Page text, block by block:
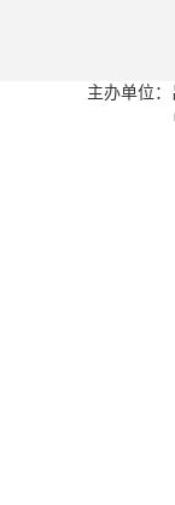
主办单位